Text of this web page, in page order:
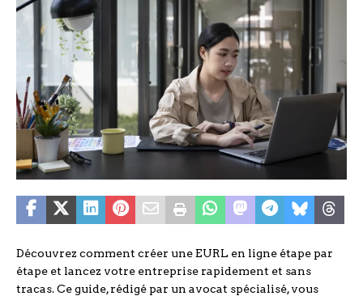
Découvrez comment créer une EURL en ligne étape par
étape et lancez votre entreprise rapidement et sans
tracas. Ce guide, rédigé par un avocat spécialisé, vous